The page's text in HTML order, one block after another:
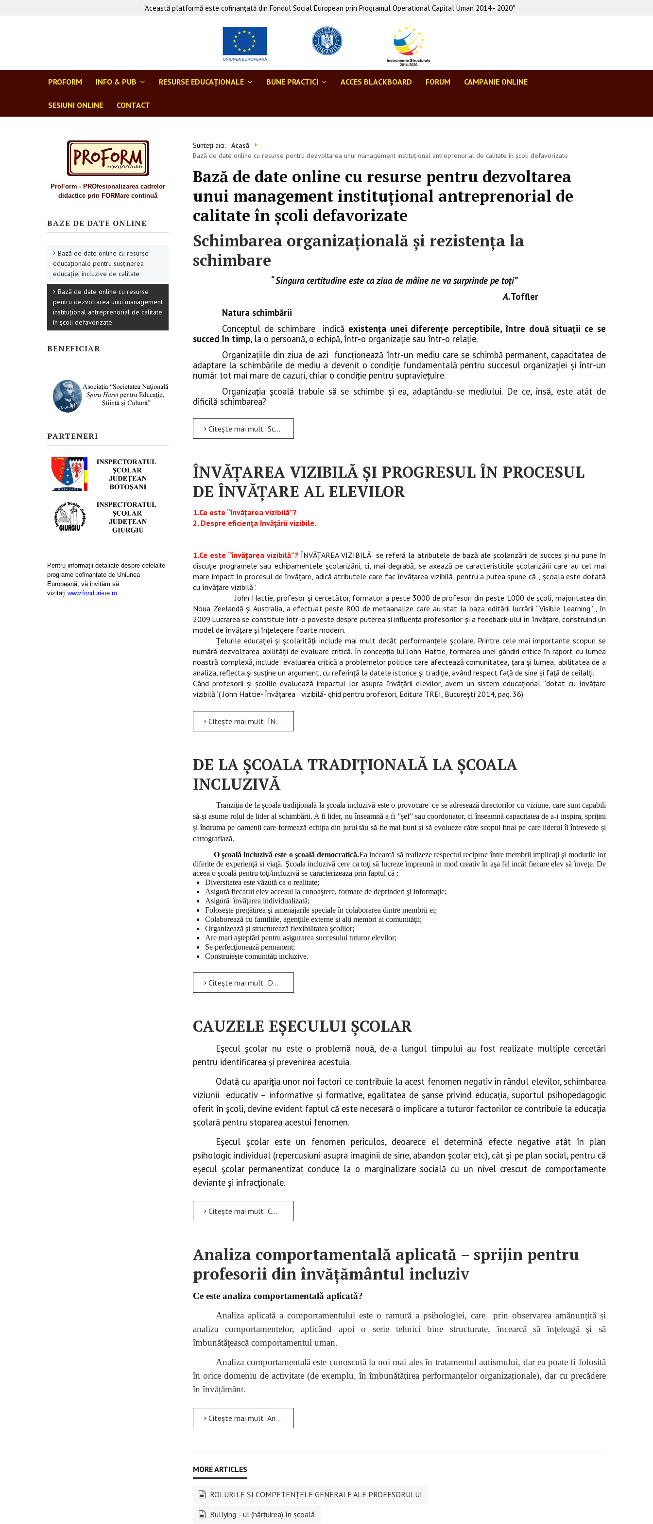
"Această platformă este cofinanţată din Fondul Social European prin Programul Operational Capital Uman 2014 - 2020"
PROFORM INFO & PUB RESURSE EDUCAŢIONALE BUNE PRACTICI ACCES BLACKBOARD FORUM CAMPANIE ONLINE
SESIUNI ONLINE CONTACT
ProForm - PROfesionalizarea cadrelor
didactice prin FORMare continuă
BAZE DE DATE ONLINE
Bază de date online cu resurse
educaționale pentru susținerea
educației incluzive de calitate
Bază de date online cu resurse
pentru dezvoltarea unui management
instituțional antreprenorial de calitate
în școli defavorizate
BENEFICIAR
PARTENERI
Pentru informații detaliate despre celelalte
programe cofinanțate de Uniunea
Europeană, vă invităm să
vizitați www.fonduri-ue.ro
Sunteți aici:
Acasă
Bază de date online cu resurse pentru dezvoltarea unui management instituțional antreprenorial de calitate în școli defavorizate
Bază de date online cu resurse pentru dezvoltarea
unui management instituțional antreprenorial de
calitate în școli defavorizate
Schimbarea organizaţională și rezistența la
schimbare
“ Singura certitudine este ca ziua de mâine ne va surprinde pe toţi”
A.Toffler
Natura schimbării
Conceptul de schimbare indică existenţa unei diferenţe perceptibile, între două situaţii ce se
succed în timp, la o persoană, o echipă, într-o organizaţie sau într-o relaţie.
Organizaţiile din ziua de azi funcţionează într-un mediu care se schimbă permanent, capacitatea de
adaptare la schimbările de mediu a devenit o condiţie fundamentală pentru succesul organizaţiei şi într-un
număr tot mai mare de cazuri, chiar o condiţie pentru supravieţuire.
Organizația școală trabuie să se schimbe și ea, adaptându-se mediului. De ce, însă, este atât de
dificilă schimbarea?
Citește mai mult: Schimbarea organizaţională și rezistența la schimbare
ÎNVĂŢAREA VIZIBILĂ ŞI PROGRESUL ÎN PROCESUL
DE ÎNVĂŢARE AL ELEVILOR
1.Ce este “învăţarea vizibilă”?
2. Despre eficienţa învăţării vizibile.
1.Ce este “învăţarea vizibilă”? ÎNVĂŢAREA VIZIBILĂ se referă la atributele de bază ale şcolarizării de succes şi nu pune în
discuţie programele sau echipamentele şcolarizării, ci, mai degrabă, se axează pe caracteristicile şcolarizării care au cel mai
mare impact în procesul de învăţare, adică atributele care fac învăţarea vizibilă, pentru a putea spune că ,,şcoala este dotată
cu învăţare vizibilă”.
John Hattie, profesor şi cercetător, formator a peste 3000 de profesori din peste 1000 de şcoli, majoritatea din
Noua Zeelandă şi Australia, a efectuat peste 800 de metaanalize care au stat la baza editării lucrării “Visible Learning” , în
2009.Lucrarea se constituie într-o poveste despre puterea şi influenţa profesorilor şi a feedback-ului în învăţare, construind un
model de învăţare şi înţelegere foarte modern.
Ţelurile educaţiei şi şcolarităţii include mai mult decât performanţele şcolare. Printre cele mai importante scopuri se
numără dezvoltarea abilităţii de evaluare critică. În concepţia lui John Hattie, formarea unei gândiri critice în raport cu lumea
noastră complexă, include: evaluarea critică a problemelor politice care afectează comunitatea, ţara şi lumea; abilitatea de a
analiza, reflecta şi susţine un argument, cu referinţă la datele istorice şi tradiţie, având respect faţă de sine şi faţă de ceilalţi.
Când profesorii şi şcolile evaluează impactul lor asupra învăţării elevilor, avem un sistem educaţional “dotat cu învăţare
vizibilă”.( John Hattie- Învăţarea vizibilă- ghid pentru profesori, Editura TREI, Bucureşti 2014, pag. 36)
Citește mai mult: ÎNVĂŢAREA VIZIBILĂ ŞI PROGRESUL ÎN PROCESUL DE ÎNVĂŢARE AL ELEVILOR
DE LA ȘCOALA TRADIȚIONALĂ LA ȘCOALA
INCLUZIVĂ
Tranziția de la școala tradițională la școala incluzivă este o provocare ce se adresează directorilor cu viziune, care sunt capabili
să-și asume rolul de lider al schimbării. A fi lider, nu înseamnă a fi ”șef” sau coordonator, ci înseamnă capacitatea de a-i inspira, sprijini
și îndruma pe oamenii care formează echipa din jurul tău să fie mai buni și să evolueze către scopul final pe care liderul îl întrevede și
cartografiază.
O şcoală incluzivă este o şcoală democratică.Ea incearcă să realizeze respectul reciproc între membrii implicaţi şi modurile lor
diferite de experienţă si viaţă. Şcoala incluzivă cere ca toţi să lucreze împreună in mod creativ în aşa fel incât fiecare elev să înveţe. De
aceea o şcoală pentru toţi/incluzivă se caracterizeaza prin faptul că :
Diversitatea este văzută ca o realitate;
Asigură fiecarui elev accesul la cunoaştere, formare de deprinderi şi informaţie;
Asigură învăţarea individualizată;
Foloseşte pregătirea şi amenajarile speciale în colaborarea dintre membrii ei;
Colaborează cu familiile, agenţiile externe şi alţi membri ai comunităţii;
Organizează şi structurează flexibilitatea şcolilor;
Are mari aşteptări pentru asigurarea succesului tuturor elevilor;
Se perfecţionează permanent;
Construieşte comunităţi incluzive.
Citește mai mult: DE LA ȘCOALA TRADIȚIONALĂ LA ȘCOALA INCLUZIVĂ
CAUZELE EȘECULUI ȘCOLAR
Eşecul şcolar nu este o problemă nouă, de-a lungul timpului au fost realizate multiple cercetări
pentru identificarea şi prevenirea acestuia.
Odată cu apariţia unor noi factori ce contribuie la acest fenomen negativ în rândul elevilor, schimbarea
viziunii educativ – informative şi formative, egalitatea de şanse privind educaţia, suportul psihopedagogic
oferit în şcoli, devine evident faptul că este necesară o implicare a tuturor factorilor ce contribuie la educaţia
şcolară pentru stoparea acestui fenomen.
Eşecul şcolar este un fenomen periculos, deoarece el determină efecte negative atât în plan
psihologic individual (repercusiuni asupra imaginii de sine, abandon școlar etc), cât şi pe plan social, pentru că
eşecul şcolar permanentizat conduce la o marginalizare socială cu un nivel crescut de comportamente
deviante şi infracţionale.
Citește mai mult: CAUZELE EȘECULUI ȘCOLAR
Analiza comportamentală aplicată – sprijin pentru
profesorii din învățământul incluziv
Ce este analiza comportamentală aplicată?
Analiza aplicată a comportamentului este o ramură a psihologiei, care prin observarea amănunțită și
analiza comportamentelor, aplicând apoi o serie tehnici bine structurate, încearcă să înţeleagă şi să
îmbunătăţească comportamentul uman.
Analiza comportamentală este cunoscută la noi mai ales în tratamentul autismului, dar ea poate fi folosită
în orice domeniu de activitate (de exemplu, în îmbunătățirea performanțelor organizaționale), dar cu precădere
în învățământ.
Citește mai mult: Analiza comportamentală aplicată – sprijin pentru profesorii din învățământul incluziv
ROLURILE ŞI COMPETENŢELE GENERALE ALE PROFESORULUI
Bullying –ul (hărțuirea) în școală